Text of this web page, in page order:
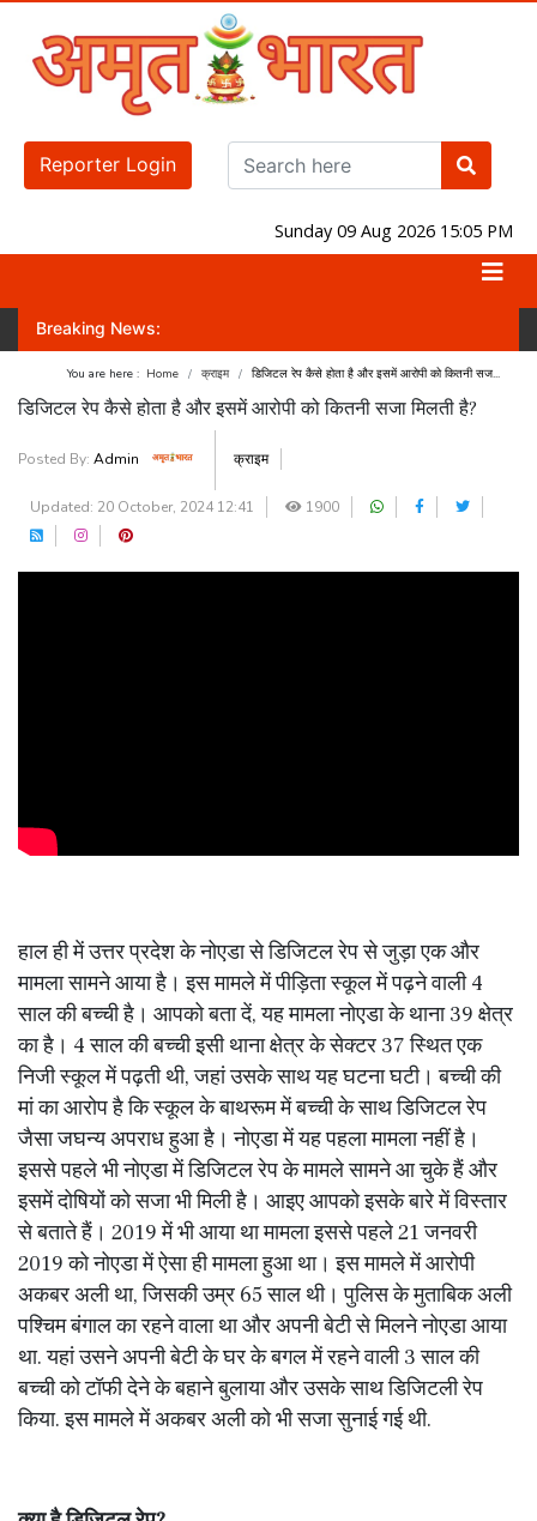
Reporter Login
Sunday 09 Aug 2026 15:05 PM
Breaking News:
पाएगी? जानिए लोकसभा-राज्यसभा का नंबर गेम! जंतर-मंतर पर होगा
You are here : Home क्राइम डिजिटल रेप कैसे होता है और इसमें आरोपी को कितनी सज...
डिजिटल रेप कैसे होता है और इसमें आरोपी को कितनी सजा मिलती है?
Posted By: Admin क्राइम
Updated: 20 October, 2024 12:41 1900
हाल ही में उत्तर प्रदेश के नोएडा से डिजिटल रेप से जुड़ा एक और
मामला सामने आया है। इस मामले में पीड़िता स्कूल में पढ़ने वाली 4
साल की बच्ची है। आपको बता दें, यह मामला नोएडा के थाना 39 क्षेत्र
का है। 4 साल की बच्ची इसी थाना क्षेत्र के सेक्टर 37 स्थित एक
निजी स्कूल में पढ़ती थी, जहां उसके साथ यह घटना घटी। बच्ची की
मां का आरोप है कि स्कूल के बाथरूम में बच्ची के साथ डिजिटल रेप
जैसा जघन्य अपराध हुआ है। नोएडा में यह पहला मामला नहीं है।
इससे पहले भी नोएडा में डिजिटल रेप के मामले सामने आ चुके हैं और
इसमें दोषियों को सजा भी मिली है। आइए आपको इसके बारे में विस्तार
से बताते हैं। 2019 में भी आया था मामला इससे पहले 21 जनवरी
2019 को नोएडा में ऐसा ही मामला हुआ था। इस मामले में आरोपी
अकबर अली था, जिसकी उम्र 65 साल थी। पुलिस के मुताबिक अली
पश्चिम बंगाल का रहने वाला था और अपनी बेटी से मिलने नोएडा आया
था. यहां उसने अपनी बेटी के घर के बगल में रहने वाली 3 साल की
बच्ची को टॉफी देने के बहाने बुलाया और उसके साथ डिजिटली रेप
किया. इस मामले में अकबर अली को भी सजा सुनाई गई थी.